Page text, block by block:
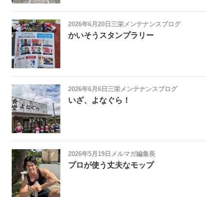
2026年6月20日 三栄メンテナンスブログ
かいそうスタンプラリー
2026年6月6日 三栄メンテナンスブログ
いざ、よなぐら！
2026年5月19日 メルマガ編集長
プロが使う丈夫なモップ